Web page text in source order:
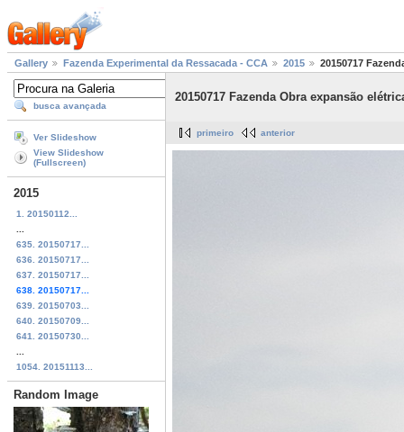
Gallery Fazenda Experimental da Ressacada - CCA 2015 20150717
busca avançada
Ver Slideshow
View Slideshow
(Fullscreen)
2015
1. 20150112...
635. 20150717...
636. 20150717...
637. 20150717...
638. 20150717...
639. 20150703...
640. 20150709...
641. 20150730...
1054. 20151113...
Random Image
20150717 Fazenda Obra expansão
primeiro anterior